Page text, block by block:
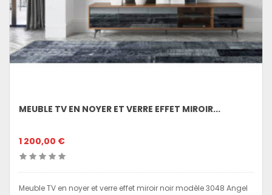
MEUBLE TV EN NOYER ET VERRE EFFET MIROIR...
1 200,00 €
Meuble TV en noyer et verre effet miroir noir modèle 3048 Angel